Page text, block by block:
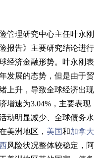
管理研究中心主任叶永刚
报告》主要研究结论进行
经济金融形势。叶永刚表
发展的态势，但是由于贸
上升，导致全球经济出现
增速为3.04%，主要表现
动明显减少、全球债务水
美洲地区， 美国和加拿大
风险状况整体较稳定，阿